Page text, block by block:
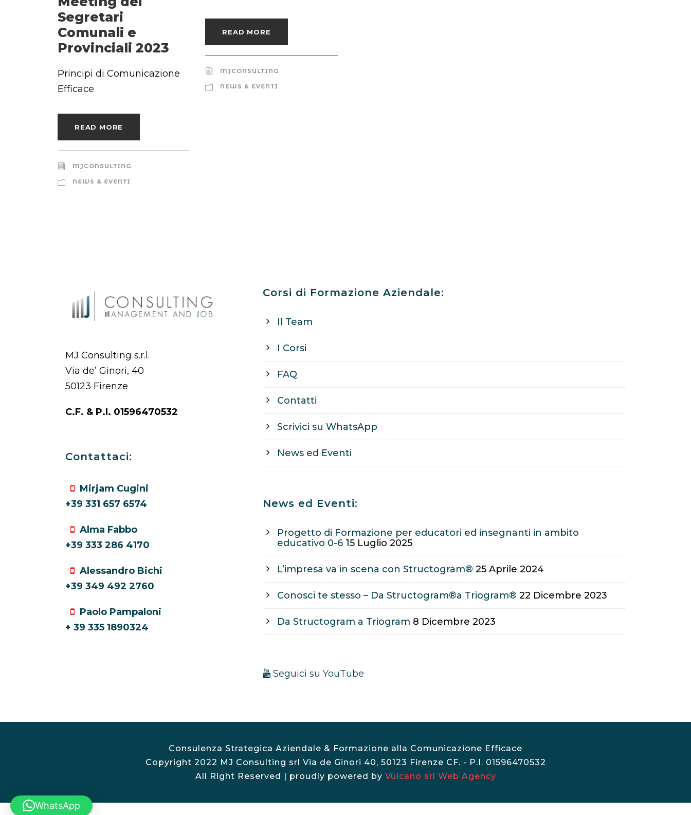
Segretari
Comunali e
Provinciali 2023
Principi di Comunicazione
Efficace
READ MORE
MJCONSULTING
NEWS & EVENTI
READ MORE
MJCONSULTING
NEWS & EVENTI
MJ Consulting s.r.l.
Via de’ Ginori, 40
50123 Firenze
C.F. & P.I. 01596470532
Contattaci:
Mirjam Cugini
+39 331 657 6574
Alma Fabbo
+39 333 286 4170
Alessandro Bichi
+39 349 492 2760
Paolo Pampaloni
+ 39 335 1890324
Corsi di Formazione Aziendale:
Il Team
I Corsi
FAQ
Contatti
Scrivici su WhatsApp
News ed Eventi
News ed Eventi:
Progetto di Formazione per educatori ed insegnanti in ambito
educativo 0-6 15 Luglio 2025
L’impresa va in scena con Structogram® 25 Aprile 2024
Conosci te stesso – Da Structogram®a Triogram® 22 Dicembre 2023
Da Structogram a Triogram 8 Dicembre 2023
Seguici su YouTube
Consulenza Strategica Aziendale & Formazione alla Comunicazione Efficace
Copyright 2022 MJ Consulting srl Via de Ginori 40, 50123 Firenze CF. - P.I. 01596470532
All Right Reserved | proudly powered by Vulcano srl Web Agency
WhatsApp